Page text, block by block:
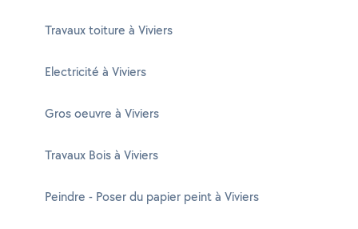
Travaux toiture à Viviers
Electricité à Viviers
Gros oeuvre à Viviers
Travaux Bois à Viviers
Peindre - Poser du papier peint à Viviers